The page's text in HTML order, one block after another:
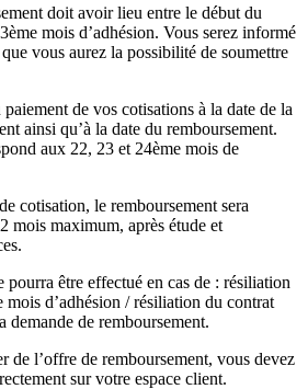
doit avoir lieu entre le début du
mois d’adhésion. Vous serez informé
vous aurez la possibilité de soumettre
de vos cotisations à la date de la
ainsi qu’à la date du remboursement.
aux 22, 23 et 24ème mois de
cotisation, le remboursement sera
mois maximum, après étude et
pourra être effectué en cas de : résiliation
mois d’adhésion / résiliation du contrat
demande de remboursement.
l’offre de remboursement, vous devez
sur votre espace client.